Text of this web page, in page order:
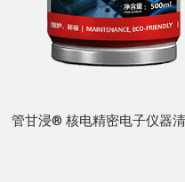
管甘浸® 核电精密电子仪器